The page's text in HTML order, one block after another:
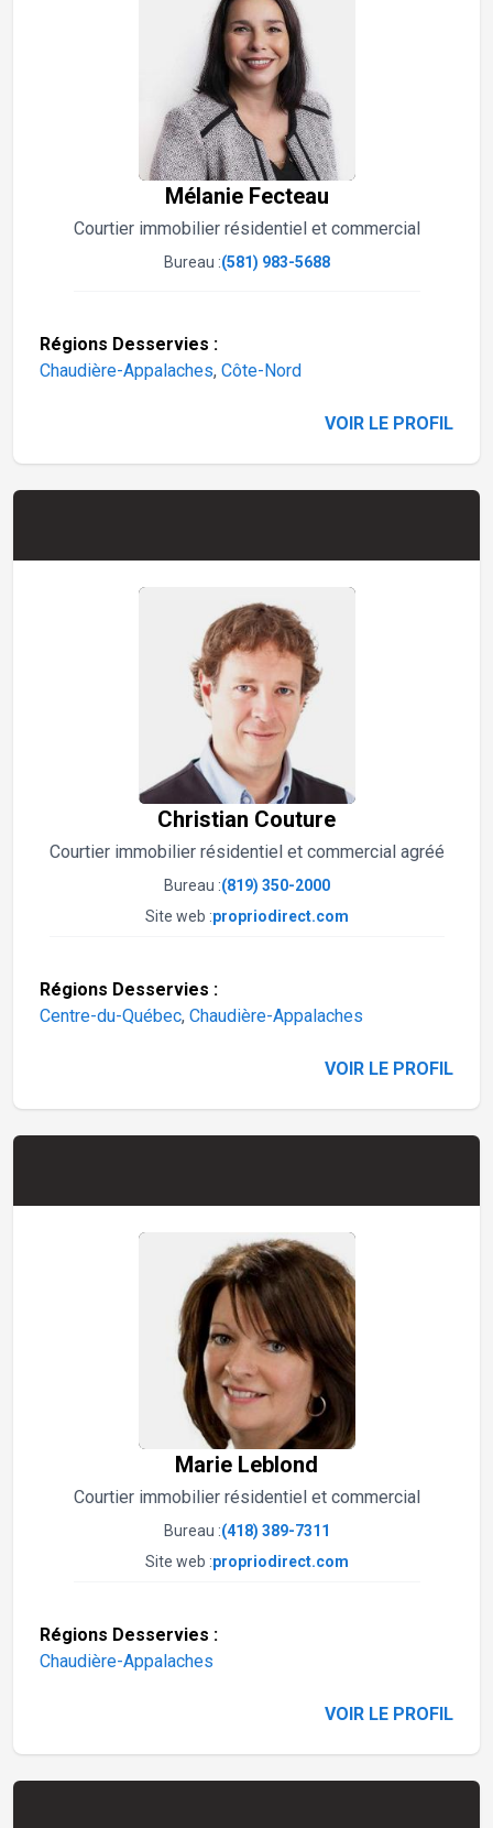
Mélanie Fecteau
Courtier immobilier résidentiel et commercial
Bureau :(581) 983-5688
Régions Desservies :
Chaudière-Appalaches, Côte-Nord
VOIR LE PROFIL
Christian Couture
Courtier immobilier résidentiel et commercial agréé
Bureau :(819) 350-2000
Site web :propriodirect.com
Régions Desservies :
Centre-du-Québec, Chaudière-Appalaches
VOIR LE PROFIL
Marie Leblond
Courtier immobilier résidentiel et commercial
Bureau :(418) 389-7311
Site web :propriodirect.com
Régions Desservies :
Chaudière-Appalaches
VOIR LE PROFIL